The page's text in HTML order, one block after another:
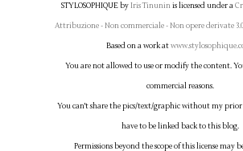
STYLOSOPHIQUE byIris Tinuninis licensed under a
Attribuzione - Non commerciale - Non opere derivate
Based on a work at
You are not allowed to use or modify the content.
commercial reasons.
You can't share the pics/text/graphic without my prior
have to be linked back to this blog.
Permissions beyond the scope of this license may